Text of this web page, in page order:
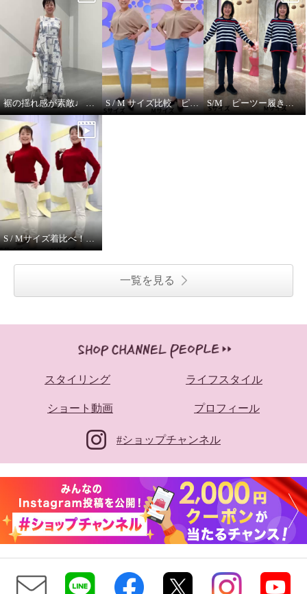
裾の揺れ感が素敵♩ ハヤマブリーズ ワンピース S / M サイズ比較 ピーツー S/M ピーツー履き比べ
S / Mサイズ着比べ！ モカサンジュンコシマダ
一覧を見る
スタイリング ライフスタイル
ショート動画 プロフィール
#ショップチャンネル